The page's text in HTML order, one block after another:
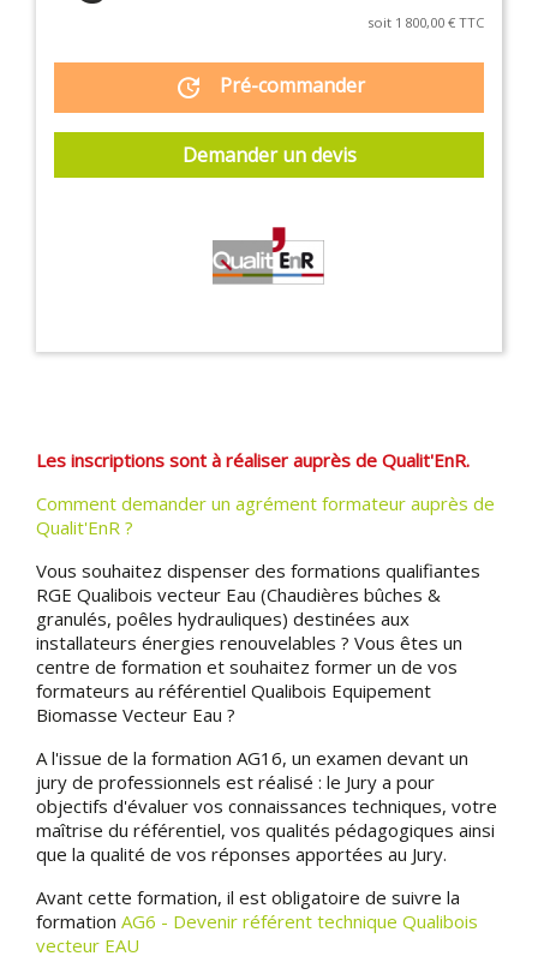
soit 1 800,00 € TTC
update Pré-commander
Demander un devis
Les inscriptions sont à réaliser auprès de Qualit'EnR.
Comment demander un agrément formateur auprès de
Qualit'EnR ?
Vous souhaitez dispenser des formations qualifiantes
RGE Qualibois vecteur Eau (Chaudières bûches &
granulés, poêles hydrauliques) destinées aux
installateurs énergies renouvelables ? Vous êtes un
centre de formation et souhaitez former un de vos
formateurs au référentiel Qualibois Equipement
Biomasse Vecteur Eau ?
A l'issue de la formation AG16, un examen devant un
jury de professionnels est réalisé : le Jury a pour
objectifs d'évaluer vos connaissances techniques, votre
maîtrise du référentiel, vos qualités pédagogiques ainsi
que la qualité de vos réponses apportées au Jury.
Avant cette formation, il est obligatoire de suivre la
formation AG6 - Devenir référent technique Qualibois
vecteur EAU